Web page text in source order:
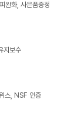
완화, 사은품증정
지보수
스, NSF 인증